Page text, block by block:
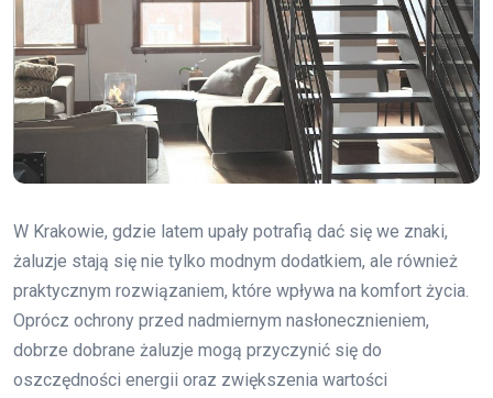
W Krakowie, gdzie latem upały potrafią dać się we znaki,
żaluzje stają się nie tylko modnym dodatkiem, ale również
praktycznym rozwiązaniem, które wpływa na komfort życia.
Oprócz ochrony przed nadmiernym nasłonecznieniem,
dobrze dobrane żaluzje mogą przyczynić się do
oszczędności energii oraz zwiększenia wartości